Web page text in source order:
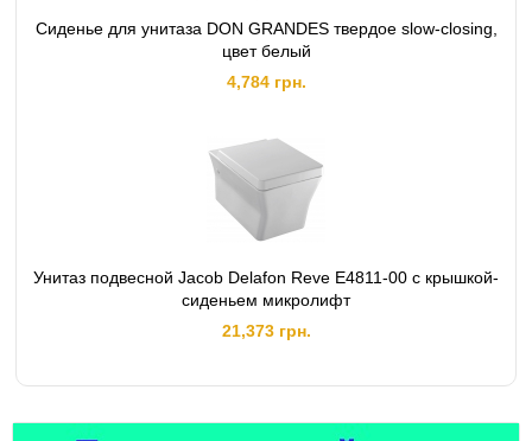
Сиденье для унитаза DON GRANDES твердое slow-closing,
цвет белый
4,784 грн.
Унитаз подвесной Jacob Delafon Reve E4811-00 с крышкой-
сиденьем микролифт
21,373 грн.